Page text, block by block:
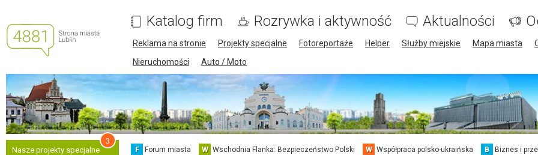
Katalog firm Rozrywka i aktywność Aktualności
Reklama na stronie Projekty specjalne Fotoreportaże Helper Służby miejskie Mapa miasta
Nieruchomości
Auto / Moto
Nasze projekty specjalne
3
F Forum miasta W Wschodnia Flanka: Bezpieczeństwo Polski W Współpraca polsko-ukraińska B Biznes i